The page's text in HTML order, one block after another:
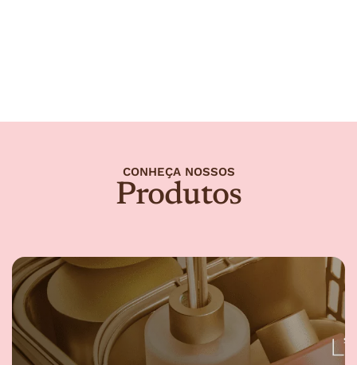
CONHEÇA NOSSOS
Produtos